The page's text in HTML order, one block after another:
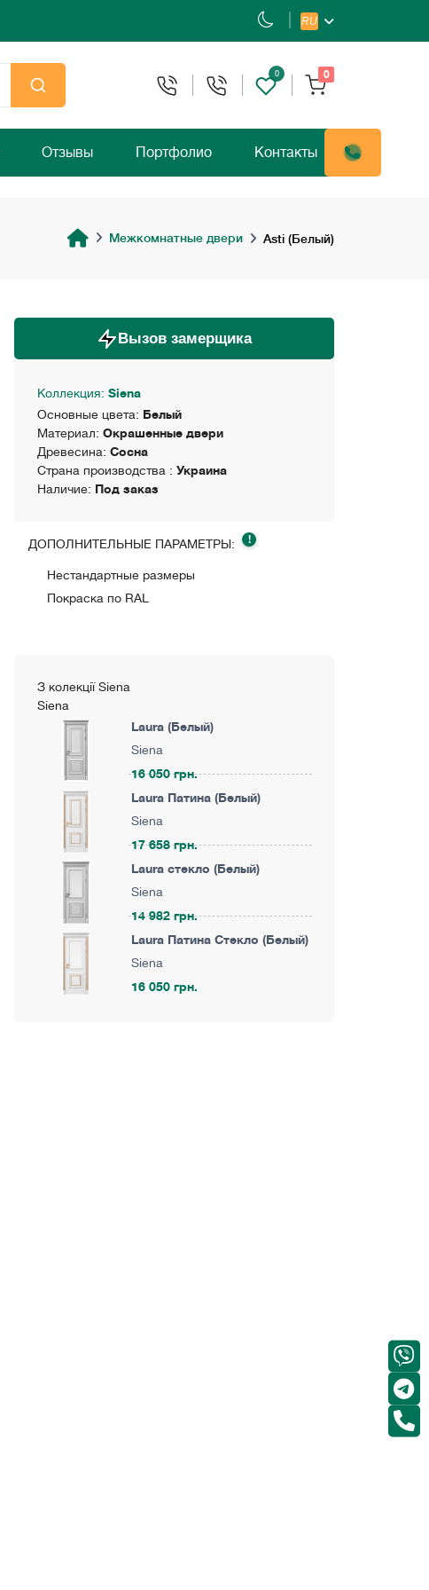
RU
0 0
Отзывы Портфолио Контакты
Межкомнатные двери Asti (Белый)
Вызов замерщика
Коллекция: Siena
Основные цвета: Белый
Материал: Окрашенные двери
Древесина: Сосна
Страна производства : Украина
Наличие: Под заказ
ДОПОЛНИТЕЛЬНЫЕ ПАРАМЕТРЫ: !
Нестандартные размеры
Покраска по RAL
З колекції Siena
Siena
Laura (Белый)
Siena
16 050 грн.
Laura Патина (Белый)
Siena
17 658 грн.
Laura стекло (Белый)
Siena
14 982 грн.
Laura Патина Стекло (Белый)
Siena
16 050 грн.